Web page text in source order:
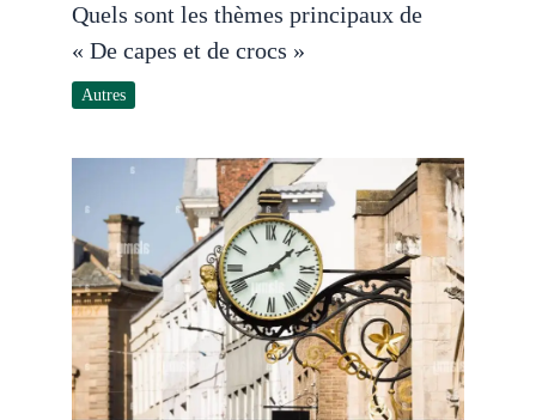
Quels sont les thèmes principaux de
« De capes et de crocs »
Autres